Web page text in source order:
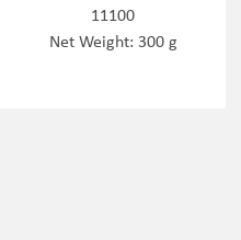
11100
Net Weight: 300 g